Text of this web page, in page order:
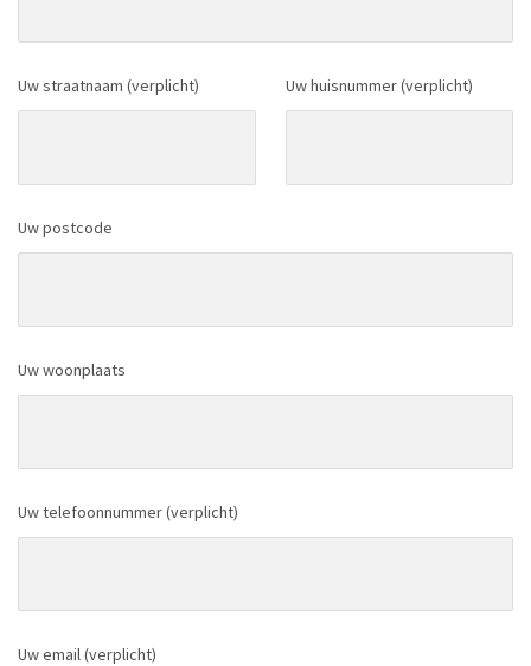
Uw straatnaam (verplicht) Uw huisnummer (verplicht)
Uw postcode
Uw woonplaats
Uw telefoonnummer (verplicht)
Uw email (verplicht)